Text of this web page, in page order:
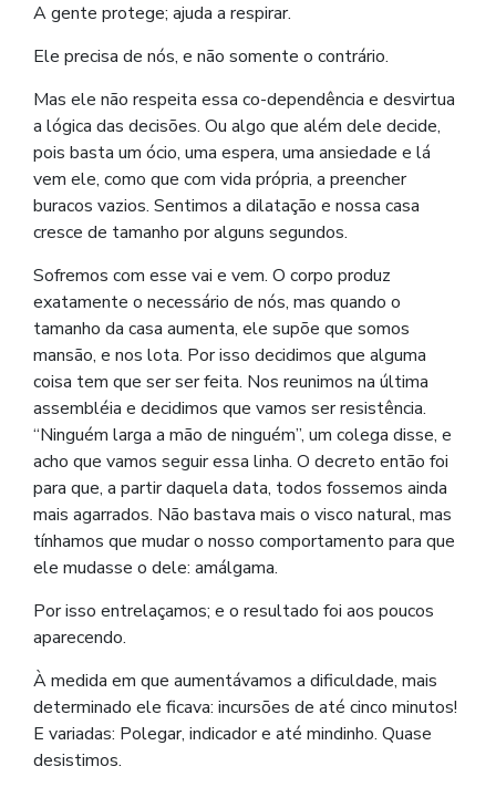
A gente protege; ajuda a respirar.
Ele precisa de nós, e não somente o contrário.
Mas ele não respeita essa co-dependência e desvirtua
a lógica das decisões. Ou algo que além dele decide,
pois basta um ócio, uma espera, uma ansiedade e lá
vem ele, como que com vida própria, a preencher
buracos vazios. Sentimos a dilatação e nossa casa
cresce de tamanho por alguns segundos.
Sofremos com esse vai e vem. O corpo produz
exatamente o necessário de nós, mas quando o
tamanho da casa aumenta, ele supõe que somos
mansão, e nos lota. Por isso decidimos que alguma
coisa tem que ser ser feita. Nos reunimos na última
assembléia e decidimos que vamos ser resistência.
“Ninguém larga a mão de ninguém”, um colega disse, e
acho que vamos seguir essa linha. O decreto então foi
para que, a partir daquela data, todos fossemos ainda
mais agarrados. Não bastava mais o visco natural, mas
tínhamos que mudar o nosso comportamento para que
ele mudasse o dele: amálgama.
Por isso entrelaçamos; e o resultado foi aos poucos
aparecendo.
À medida em que aumentávamos a dificuldade, mais
determinado ele ficava: incursões de até cinco minutos!
E variadas: Polegar, indicador e até mindinho. Quase
desistimos.